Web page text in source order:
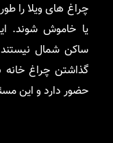
چراغ های ویلا را
یا خاموش شوند.
ساکن شمال نیستند
گذاشتن چراغ
حضور دارد و این